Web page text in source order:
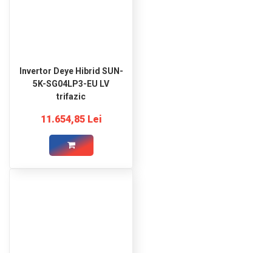
Invertor Deye Hibrid SUN-
5K-SG04LP3-EU LV
trifazic
11.654,85 Lei